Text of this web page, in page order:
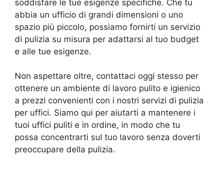
soddisfare le tue esigenze specifiche. Che tu
abbia un ufficio di grandi dimensioni o uno
spazio più piccolo, possiamo fornirti un servizio
di pulizia su misura per adattarsi al tuo budget
e alle tue esigenze.
Non aspettare oltre, contattaci oggi stesso per
ottenere un ambiente di lavoro pulito e igienico
a prezzi convenienti con i nostri servizi di pulizia
per uffici. Siamo qui per aiutarti a mantenere i
tuoi uffici puliti e in ordine, in modo che tu
possa concentrarti sul tuo lavoro senza doverti
preoccupare della pulizia.